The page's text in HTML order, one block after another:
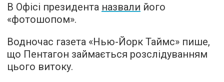
В Офісі президента назвали його
«фотошопом».
Водночас газета «Нью-Йорк Таймс» пише,
що Пентагон займається розслідуванням
цього витоку.